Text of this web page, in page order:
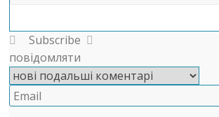
Subscribe
повідомляти